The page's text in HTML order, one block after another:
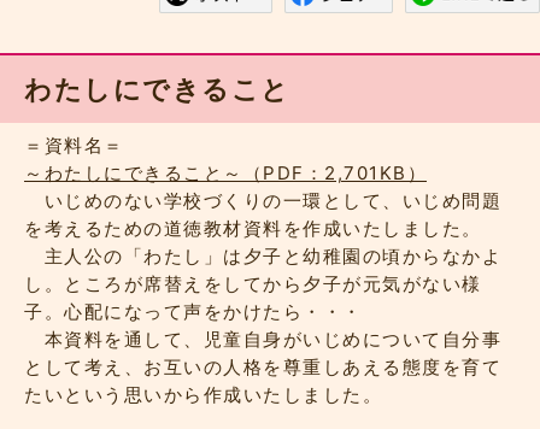
わたしにできること
＝資料名＝
～わたしにできること～（PDF：2,701KB）
いじめのない学校づくりの一環として、いじめ問題
を考えるための道徳教材資料を作成いたしました。
主人公の「わたし」は夕子と幼稚園の頃からなかよ
し。ところが席替えをしてから夕子が元気がない様
子。心配になって声をかけたら・・・
本資料を通して、児童自身がいじめについて自分事
として考え、お互いの人格を尊重しあえる態度を育て
たいという思いから作成いたしました。